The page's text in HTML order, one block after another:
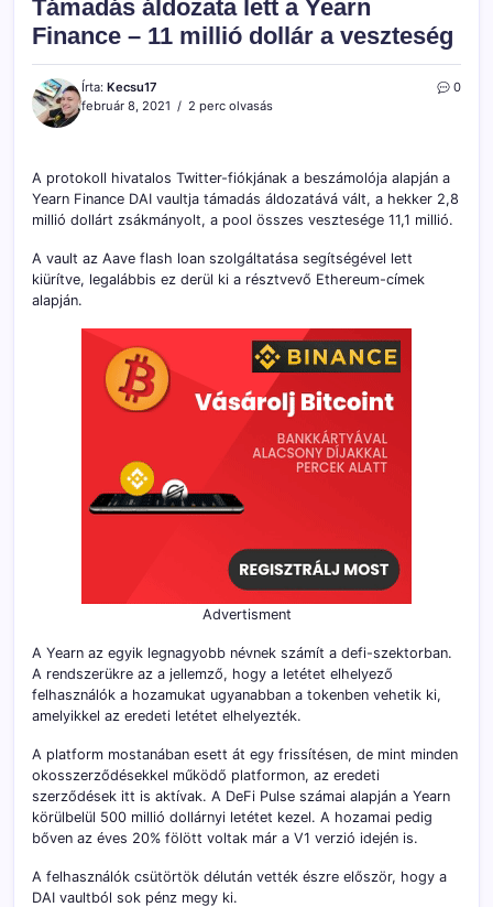
Támadás áldozata lett a Yearn
Finance – 11 millió dollár a veszteség
Írta: Kecsu17
február 8, 2021
2 perc olvasás
0
A protokoll hivatalos Twitter-fiókjának a beszámolója alapján a
Yearn Finance DAI vaultja támadás áldozatává vált, a hekker 2,8
millió dollárt zsákmányolt, a pool összes vesztesége 11,1 millió.
A vault az Aave flash loan szolgáltatása segítségével lett
kiürítve, legalábbis ez derül ki a résztvevő Ethereum-címek
alapján.
Advertisment
A Yearn az egyik legnagyobb névnek számít a defi-szektorban.
A rendszerükre az a jellemző, hogy a letétet elhelyező
felhasználók a hozamukat ugyanabban a tokenben vehetik ki,
amelyikkel az eredeti letétet elhelyezték.
A platform mostanában esett át egy frissítésen, de mint minden
okosszerződésekkel működő platformon, az eredeti
szerződések itt is aktívak. A DeFi Pulse számai alapján a Yearn
körülbelül 500 millió dollárnyi letétet kezel. A hozamai pedig
bőven az éves 20% fölött voltak már a V1 verzió idején is.
A felhasználók csütörtök délután vették észre először, hogy a
DAI vaultból sok pénz megy ki.